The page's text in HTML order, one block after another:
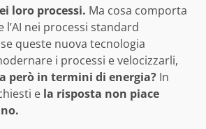
loro processi. Ma cosa comporta
l’AI nei processi standard
queste nuova tecnologia
i processi e velocizzarli,
però in termini di energia? In
e la risposta non piace